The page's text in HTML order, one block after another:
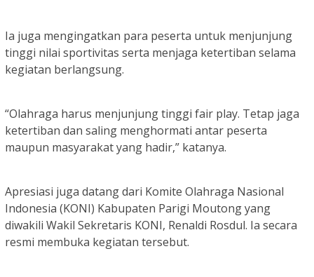
Ia juga mengingatkan para peserta untuk menjunjung
tinggi nilai sportivitas serta menjaga ketertiban selama
kegiatan berlangsung.
“Olahraga harus menjunjung tinggi fair play. Tetap jaga
ketertiban dan saling menghormati antar peserta
maupun masyarakat yang hadir,” katanya.
Apresiasi juga datang dari Komite Olahraga Nasional
Indonesia (KONI) Kabupaten Parigi Moutong yang
diwakili Wakil Sekretaris KONI, Renaldi Rosdul. Ia secara
resmi membuka kegiatan tersebut.